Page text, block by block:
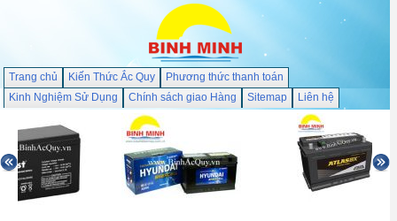
Trang chủ Kiến Thức Ắc Quy
Phương thức thanh toán
Kinh Nghiệm Sử Dụng
Chính sách giao Hàng Sitemap Liên hệ